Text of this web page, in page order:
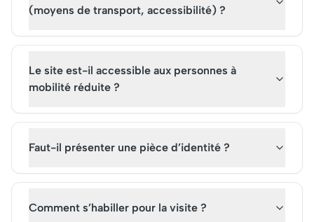
(moyens de transport, accessibilité) ?
Le site est-il accessible aux personnes à
mobilité réduite ?
Faut-il présenter une pièce d’identité ?
Comment s’habiller pour la visite ?